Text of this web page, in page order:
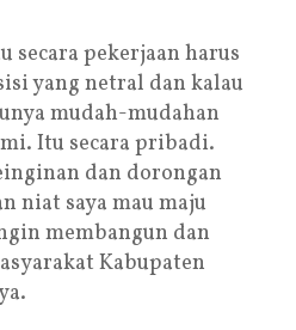
secara pekerjaan harus
yang netral dan kalau
mudah-mudahan
Itu secara pribadi.
dan dorongan
niat saya mau maju
membangun dan
Kabupaten